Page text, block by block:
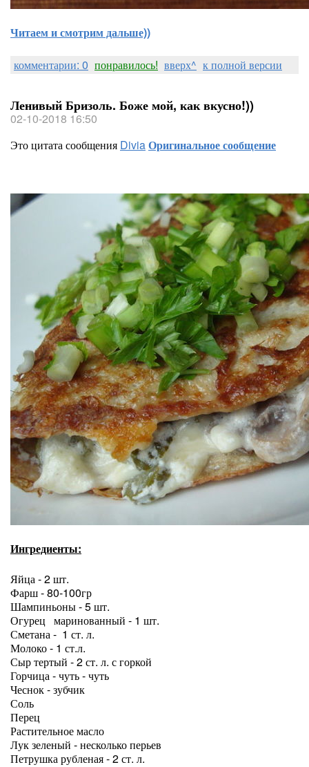
Читаем и смотрим дальше))
комментарии: 0 понравилось! вверх^ к полной версии
Ленивый Бризоль. Боже мой, как вкусно!))
02-10-2018 16:50
Это цитата сообщения DiviaОригинальное сообщение
Ингредиенты:
Яйца - 2 шт.
Фарш - 80-100гр
Шампиньоны - 5 шт.
Огурец маринованный - 1 шт.
Сметана - 1 ст. л.
Молоко - 1 ст.л.
Сыр тертый - 2 ст. л. с горкой
Горчица - чуть - чуть
Чеснок - зубчик
Соль
Перец
Растительное масло
Лук зеленый - несколько перьев
Петрушка рубленая - 2 ст. л.